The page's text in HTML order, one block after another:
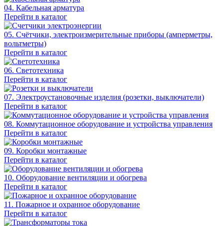
04. Кабельная арматура
Перейти в каталог
05. Счётчики, электроизмерительные приборы (амперметры,
вольтметры)
Перейти в каталог
06. Светотехника
Перейти в каталог
07. Электроустановочные изделия (розетки, выключатели)
Перейти в каталог
08. Коммутационное оборудование и устройства управления
Перейти в каталог
09. Коробки монтажные
Перейти в каталог
10. Оборудование вентиляции и обогрева
Перейти в каталог
11. Пожарное и охранное оборудование
Перейти в каталог